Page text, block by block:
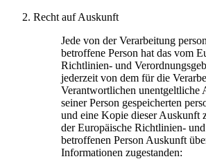
Recht auf Auskunft
Jede von der Verarbeitung
betroffene Person hat das vom
Richtlinien- und
jederzeit von dem für die
Verantwortlichen unentgeltliche
seiner Person gespeicherten
und eine Kopie dieser Auskunft
der Europäische Richtlinien-
betroffenen Person Auskunft
Informationen zugestanden: